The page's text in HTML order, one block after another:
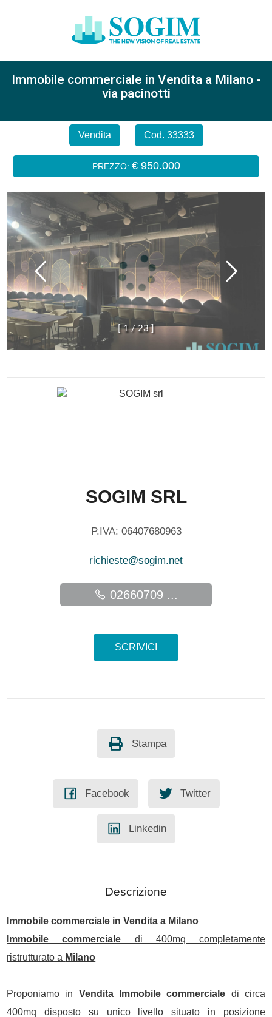
Immobile commerciale in Vendita a Milano -
via pacinotti
Vendita Cod. 33333
PREZZO: € 950.000
[ 1 / 23 ]
SOGIM SRL
P.IVA: 06407680963
richieste@sogim.net
02660709 ...
SCRIVICI
Stampa
Facebook Twitter
Linkedin
Descrizione
Immobile commerciale inVendita a Milano
Immobile commerciale di 400mq completamente
ristrutturato a Milano
Proponiamo in Vendita Immobile commerciale di circa
400mq disposto su unico livello situato in posizione